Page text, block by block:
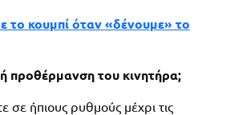
το κουμπί όταν «δένουμε» το
προθέρμανση του κινητήρα;
σε ήπιους ρυθμούς μέχρι τις